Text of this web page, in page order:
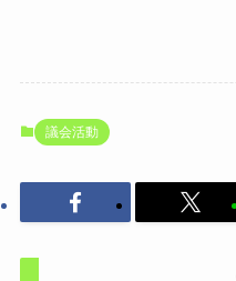
議会活動